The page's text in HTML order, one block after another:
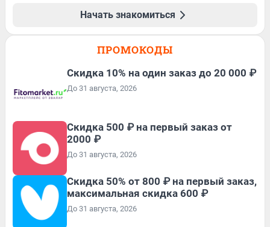
Начать знакомиться
ПРОМОКОДЫ
Скидка 10% на один заказ до 20 000 ₽
До 31 августа, 2026
Скидка 500 ₽ на первый заказ от
2000 ₽
До 31 августа, 2026
Скидка 50% от 800 ₽ на первый заказ,
максимальная скидка 600 ₽
До 31 августа, 2026